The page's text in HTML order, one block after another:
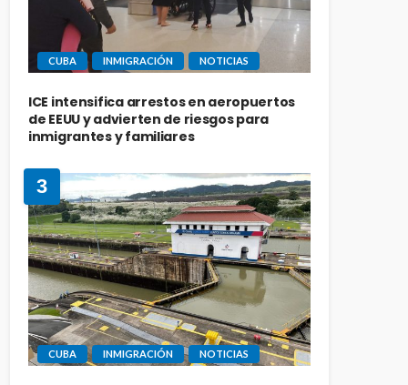
CUBA INMIGRACIÓN NOTICIAS
ICE intensifica arrestos en aeropuertos
de EEUU y advierten de riesgos para
inmigrantes y familiares
3
CUBA INMIGRACIÓN NOTICIAS